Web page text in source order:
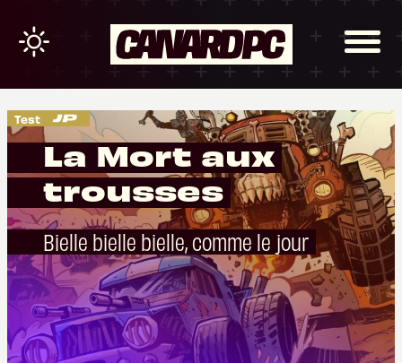
Test
La Mort aux
trousses
Bielle bielle bielle, comme le jour